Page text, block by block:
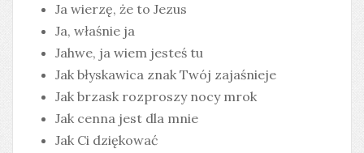
Ja wierzę, że to Jezus
Ja, właśnie ja
Jahwe, ja wiem jesteś tu
Jak błyskawica znak Twój zajaśnieje
Jak brzask rozproszy nocy mrok
Jak cenna jest dla mnie
Jak Ci dziękować